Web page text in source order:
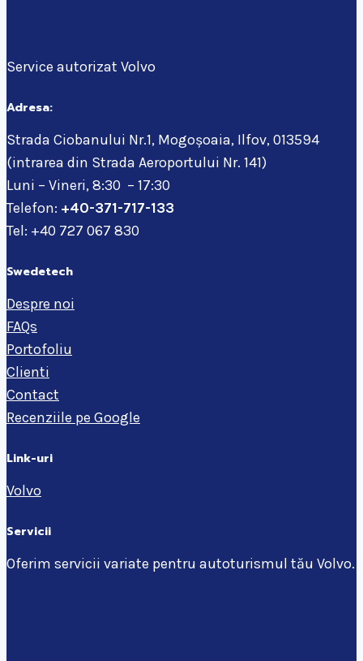
Service autorizat Volvo
Adresa:
Strada Ciobanului Nr.1, Mogoșoaia, Ilfov, 013594
(intrarea din Strada Aeroportului Nr. 141)
Luni – Vineri, 8:30 – 17:30
Telefon: +40-371-717-133
Tel: +40 727 067 830
Swedetech
Despre noi
FAQs
Portofoliu
Clienti
Contact
Recenziile pe Google
Link-uri
Volvo
Servicii
Oferim servicii variate pentru autoturismul tău Volvo.